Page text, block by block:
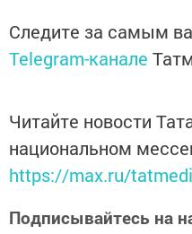
Следите за самым
Telegram-канале
Читайте новости
национальном
https://max.ru/
Подписывайтесь на